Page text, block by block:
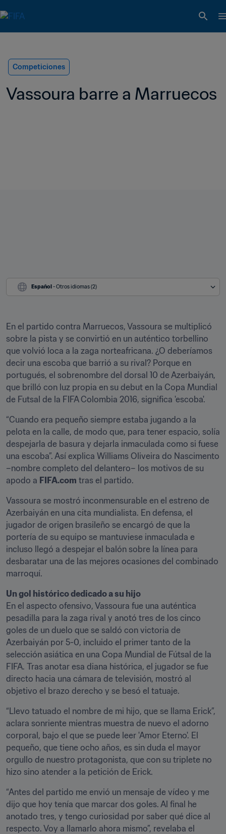
Competiciones
Vassoura barre a Marruecos
Español - Otros idiomas (2)
En el partido contra Marruecos, Vassoura se multiplicó
sobre la pista y se convirtió en un auténtico torbellino
que volvió loca a la zaga norteafricana. ¿O deberíamos
decir una escoba que barrió a su rival? Porque en
portugués, el sobrenombre del dorsal 10 de Azerbaiyán,
que brilló con luz propia en su debut en la Copa Mundial
de Futsal de la FIFA Colombia 2016, significa 'escoba'.
“Cuando era pequeño siempre estaba jugando a la
pelota en la calle, de modo que, para tener espacio, solía
despejarla de basura y dejarla inmaculada como si fuese
una escoba”. Así explica Williams Oliveira do Nascimento
–nombre completo del delantero– los motivos de su
apodo a FIFA.com tras el partido.
Vassoura se mostró inconmensurable en el estreno de
Azerbaiyán en una cita mundialista. En defensa, el
jugador de origen brasileño se encargó de que la
portería de su equipo se mantuviese inmaculada e
incluso llegó a despejar el balón sobre la línea para
desbaratar una de las mejores ocasiones del combinado
marroquí.
Un gol histórico dedicado a su hijo
En el aspecto ofensivo, Vassoura fue una auténtica
pesadilla para la zaga rival y anotó tres de los cinco
goles de un duelo que se saldó con victoria de
Azerbaiyán por 5-0, incluido el primer tanto de la
selección asiática en una Copa Mundial de Fútsal de la
FIFA. Tras anotar esa diana histórica, el jugador se fue
directo hacia una cámara de televisión, mostró al
objetivo el brazo derecho y se besó el tatuaje.
“Llevo tatuado el nombre de mi hijo, que se llama Erick”,
aclara sonriente mientras muestra de nuevo el adorno
corporal, bajo el que se puede leer 'Amor Eterno'. El
pequeño, que tiene ocho años, es sin duda el mayor
orgullo de nuestro protagonista, que con su triplete no
hizo sino atender a la petición de Erick.
“Antes del partido me envió un mensaje de vídeo y me
dijo que hoy tenía que marcar dos goles. Al final he
anotado tres, y tengo curiosidad por saber qué dice al
respecto. Voy a llamarlo ahora mismo”, revelaba el